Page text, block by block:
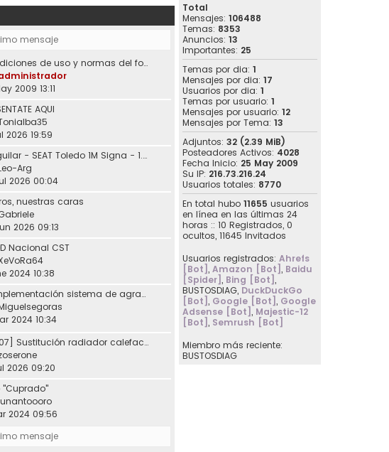
mensaje
Condiciones de uso y normas del foro.
2009 13:11
AQUI
2026 19:59
jdaguilar - SEAT Toledo 1M Signa - 1.8 20V 125CV Automático - 10/2001
Arg
2026 00:04
nuestras caras
2026 09:13
Nacional CST
2024 10:38
Reimplementación sistema de agradecimiento en los posts
2024 10:34
[07107] Sustitución radiador calefacción Seat Toledo I
2026 09:20
"Cuprado"
2024 09:56
mensaje
Total
Mensajes: 106488
Temas: 8353
Anuncios: 13
Importantes: 25
Temas por dia: 1
Mensajes por dia: 17
Usuarios por dia: 1
Temas por usuario: 1
Mensajes por usuario: 12
Mensajes por Tema: 13
Adjuntos: 32 (2.39 MiB)
Posteadores Activos: 4028
Fecha Inicio: 25 May 2009
Su IP: 216.73.216.24
Usuarios totales: 8770
En total hubo 11655 usuarios
en línea en las últimas 24
horas :: 10 Registrados, 0
ocultos, 11645 Invitados
Usuarios registrados: Ahrefs
[Bot], Amazon [Bot], Baidu
[Spider], Bing [Bot],
BUSTOSDIAG, DuckDuckGo
[Bot], Google [Bot], Google
Adsense [Bot], Majestic-12
[Bot], Semrush [Bot]
Miembro más reciente:
BUSTOSDIAG